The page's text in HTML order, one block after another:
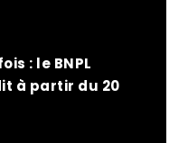
: le BNPL
à partir du 20